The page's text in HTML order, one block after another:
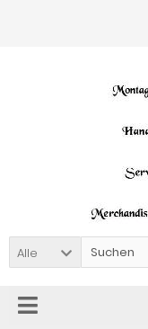
Alle